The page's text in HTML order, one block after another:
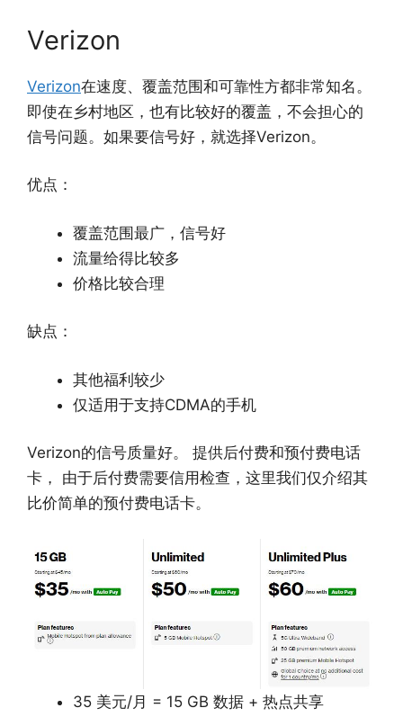
Verizon
Verizon在速度、覆盖范围和可靠性方都非常知名。
即使在乡村地区，也有比较好的覆盖，不会担心的
信号问题。如果要信号好，就选择Verizon。
优点：
覆盖范围最广，信号好
流量给得比较多
价格比较合理
缺点：
其他福利较少
仅适用于支持CDMA的手机
Verizon的信号质量好。 提供后付费和预付费电话
卡， 由于后付费需要信用检查，这里我们仅介绍其
比价简单的预付费电话卡。
35 美元/月 = 15 GB 数据 + 热点共享